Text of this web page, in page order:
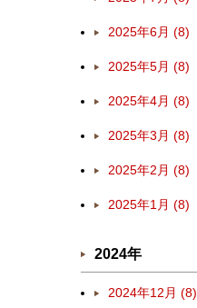
2025年6月 (8)
2025年5月 (8)
2025年4月 (8)
2025年3月 (8)
2025年2月 (8)
2025年1月 (8)
2024年
2024年12月 (8)